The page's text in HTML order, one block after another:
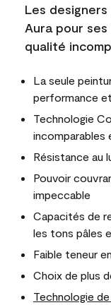
Les
Aura pour
qualité
La seule
performance
Technologie
incomparables
Résistance au
Pouvoir
impeccable
Capacités de
les tons pâles
Faible teneur
Choix de plus
Technologie